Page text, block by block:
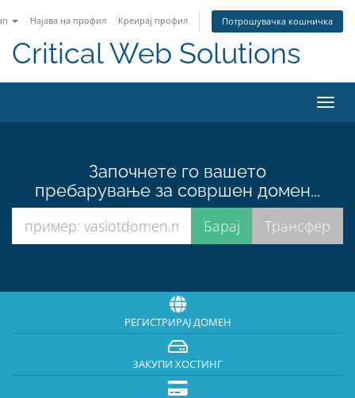
Најава на профил Креирај профил Потрошувачка кошничка
Critical Web Solutions
ја
Започнете го вашето
пребарување за совршен домен...
РЕГИСТРИРАЈ ДОМЕН
ЗАКУПИ ХОСТИНГ